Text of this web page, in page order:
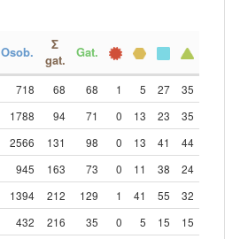
Osob.
Σ
gat.
Gat.
718 68 68 1 5 27
35
1788 94 71 0 13 23
35
2566 131 98 0 13 41
44
945 163 73 0 11 38
24
1394 212 129 1 41 55
32
432 216 35 0 5 15
15